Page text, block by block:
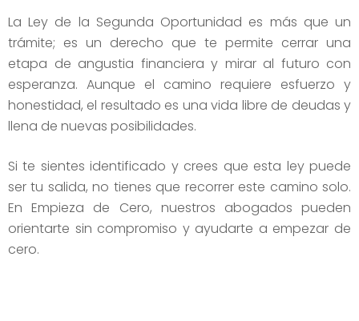
La Ley de la Segunda Oportunidad es más que un
trámite; es un derecho que te permite cerrar una
etapa de angustia financiera y mirar al futuro con
esperanza. Aunque el camino requiere esfuerzo y
honestidad, el resultado es una vida libre de deudas y
llena de nuevas posibilidades.
Si te sientes identificado y crees que esta ley puede
ser tu salida, no tienes que recorrer este camino solo.
En Empieza de Cero, nuestros abogados pueden
orientarte sin compromiso y ayudarte a empezar de
cero.